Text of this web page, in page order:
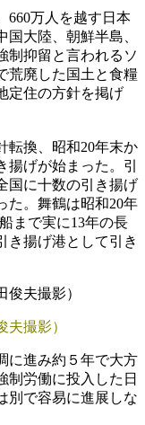
660万人を越す日本
大陸、朝鮮半島、
制抑留と言われるソ
荒廃した国土と食糧
定住の方針を掲げ
転換、昭和20年末か
げが始まった。引
国に十数の引き揚げ
た。舞鶴は昭和20年
まで実に13年の長
き揚げ港として引き
撮影）
に進み約５年で大方
制労働に投入した日
別で容易に進展しな